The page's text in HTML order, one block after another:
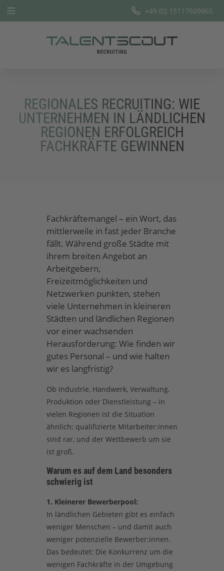
Team
Offene Stellen
+49 (0) 15117609865
REGIONALES RECRUITING: WIE
UNTERNEHMEN IN LÄNDLICHEN
REGIONEN ERFOLGREICH
FACHKRÄFTE GEWINNEN
Fachkräftemangel – ein Wort, das
mittlerweile in fast jeder Branche
fällt. Während große Städte mit
ihrem breiten Angebot an
Arbeitgebern,
Freizeitmöglichkeiten und
Netzwerken punkten, stehen
viele Unternehmen in kleineren
Städten und ländlichen Regionen
vor einer wachsenden
Herausforderung: Wie finden wir
gutes Personal – und wie halten
wir es langfristig?
Ob Industrie, Handwerk, Verwaltung,
Produktion oder Dienstleistung – in
vielen Regionen ist die Situation
ähnlich: qualifizierte Mitarbeiter:innen
sind rar, und der Wettbewerb um sie
ist groß.
Warum es auf dem Land besonders
schwierig ist
1. Kleinerer Bewerberpool:
In ländlichen Gebieten gibt es einfach
weniger Menschen – und damit auch
weniger potenzielle Bewerber:innen.
Das bedeutet: Die Konkurrenz um die
wenigen Fachkräfte in der Umgebung